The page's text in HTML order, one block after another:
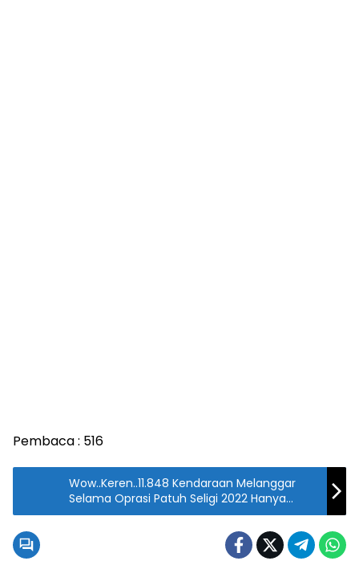
Pembaca : 516
Wow..Keren..11.848 Kendaraan Melanggar
Selama Oprasi Patuh Seligi 2022 Hanya
diberi Teguran Edukasi.